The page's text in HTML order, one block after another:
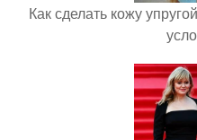
Как сделать кожу